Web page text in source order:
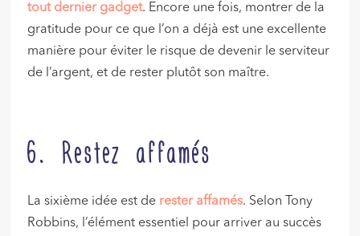
tout dernier gadget. Encore une fois, montrer de la
gratitude pour ce que l’on a déjà est une excellente
manière pour éviter le risque de devenir le serviteur
de l’argent, et de rester plutôt son maître.
6. Restez affamés
La sixième idée est de rester affamés. Selon Tony
Robbins, l’élément essentiel pour arriver au succès